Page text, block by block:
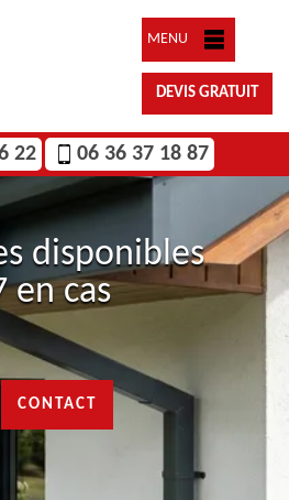
MENU
DEVIS GRATUIT
22 06 36 37 18 87
disponibles
en cas
CONTACT